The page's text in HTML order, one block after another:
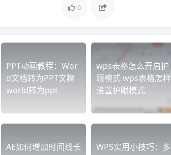
0
PPT动画教程：Wor
d文档转为PPT文稿
world转为ppt
wps表格怎么开启护
眼模式 wps表格怎样
设置护眼模式
AE如何增加时间线长
WPS实用小技巧：多